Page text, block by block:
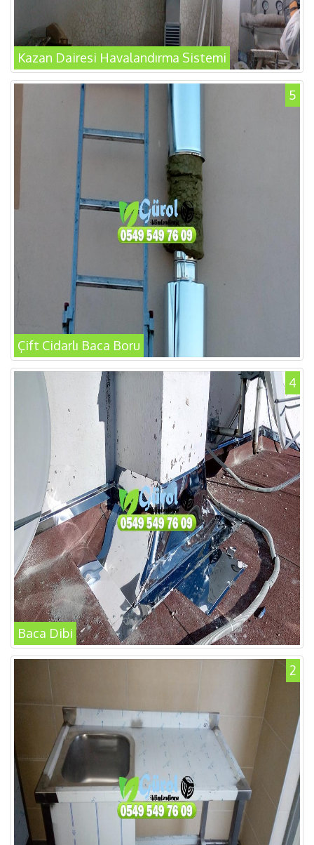
Kazan Dairesi Havalandırma Sistemi
5
Çift Cidarlı Baca Boru
4
Baca Dibi
2